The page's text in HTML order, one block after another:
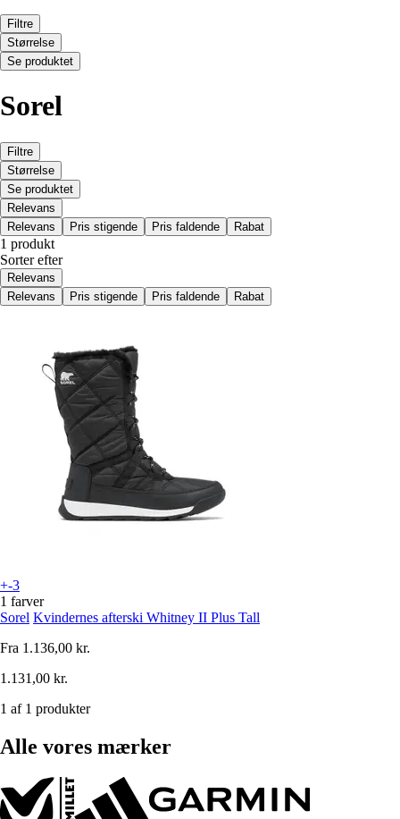
Filtre
Størrelse
Se produktet
Sorel
Filtre
Størrelse
Se produktet
Relevans
Relevans
Pris stigende Pris faldende Rabat
1 produkt
Sorter efter
Relevans
Relevans
Pris stigende Pris faldende Rabat
+-3
1 farver
Sorel Kvindernes afterski Whitney II Plus Tall
Fra 1.136,00 kr.
1.131,00 kr.
1 af 1 produkter
Alle vores mærker